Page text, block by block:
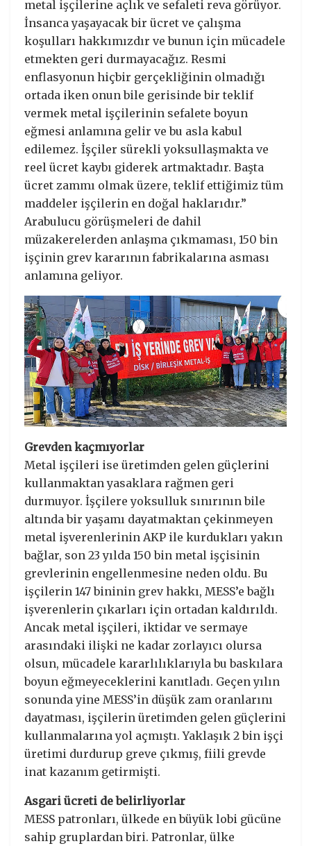
metal işçilerine açlık ve sefaleti reva görüyor.
İnsanca yaşayacak bir ücret ve çalışma
koşulları hakkımızdır ve bunun için mücadele
etmekten geri durmayacağız. Resmi
enflasyonun hiçbir gerçekliğinin olmadığı
ortada iken onun bile gerisinde bir teklif
vermek metal işçilerinin sefalete boyun
eğmesi anlamına gelir ve bu asla kabul
edilemez. İşçiler sürekli yoksullaşmakta ve
reel ücret kaybı giderek artmaktadır. Başta
ücret zammı olmak üzere, teklif ettiğimiz tüm
maddeler işçilerin en doğal haklarıdır.”
Arabulucu görüşmeleri de dahil
müzakerelerden anlaşma çıkmaması, 150 bin
işçinin grev kararının fabrikalarına asması
anlamına geliyor.
Grevden kaçmıyorlar
Metal işçileri ise üretimden gelen güçlerini
kullanmaktan yasaklara rağmen geri
durmuyor. İşçilere yoksulluk sınırının bile
altında bir yaşamı dayatmaktan çekinmeyen
metal işverenlerinin AKP ile kurdukları yakın
bağlar, son 23 yılda 150 bin metal işçisinin
grevlerinin engellenmesine neden oldu. Bu
işçilerin 147 bininin grev hakkı, MESS’e bağlı
işverenlerin çıkarları için ortadan kaldırıldı.
Ancak metal işçileri, iktidar ve sermaye
arasındaki ilişki ne kadar zorlayıcı olursa
olsun, mücadele kararlılıklarıyla bu baskılara
boyun eğmeyeceklerini kanıtladı. Geçen yılın
sonunda yine MESS’in düşük zam oranlarını
dayatması, işçilerin üretimden gelen güçlerini
kullanmalarına yol açmıştı. Yaklaşık 2 bin işçi
üretimi durdurup greve çıkmış, fiili grevde
inat kazanım getirmişti.
Asgari ücreti de belirliyorlar
MESS patronları, ülkede en büyük lobi gücüne
sahip gruplardan biri. Patronlar, ülke